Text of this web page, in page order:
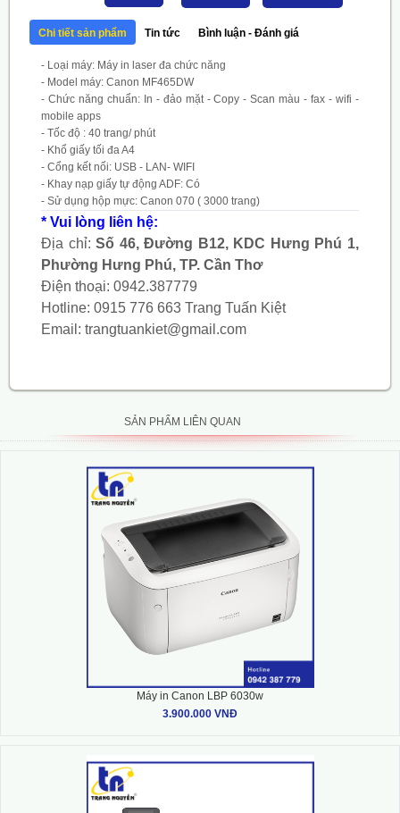
Chi tiết sản phẩm Tin tức Bình luận - Đánh giá
- Loại máy: Máy in laser đa chức năng
- Model máy: Canon MF465DW
- Chức năng chuẩn: In - đảo mặt - Copy - Scan màu - fax - wifi -
mobile apps
- Tốc độ : 40 trang/ phút
- Khổ giấy tối đa A4
- Cổng kết nối: USB - LAN- WIFI
- Khay nạp giấy tự động ADF: Có
- Sử dụng hộp mực: Canon 070 ( 3000 trang)
* Vui lòng liên hệ:
Địa chỉ:Số 46, Đường B12, KDC Hưng Phú 1,
Phường Hưng Phú, TP. Cần Thơ
Điện thoại: 0942.387779
Hotline: 0915 776 663 Trang Tuấn Kiệt
Email: trangtuankiet@gmail.com
SẢN PHẨM LIÊN QUAN
Máy in Canon LBP 6030w
3.900.000 VNĐ